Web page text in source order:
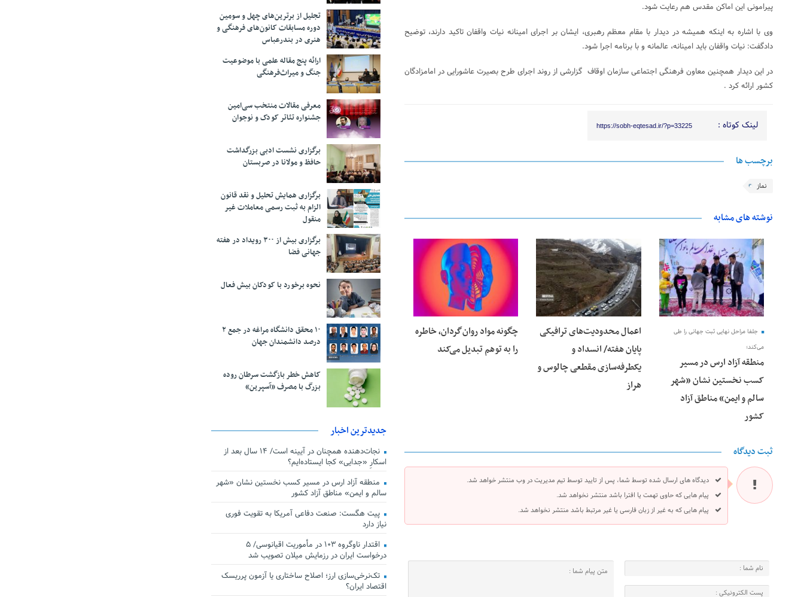
پیرامونی این اماکن مقدس هم رعایت شود.
وی با اشاره به اینکه همیشه در دیدار با مقام معظم رهبری، ایشان بر اجرای امینانه نیات واقفان تاکید دارند، توضیح
دادگفت: نیات واقفان باید امینانه، عالمانه و با برنامه اجرا شود.
در این دیدار همچنین معاون فرهنگی اجتماعی سازمان اوقاف گزارشی از روند اجرای طرح بصیرت عاشورایی در امامزادگان
کشور ارائه کرد .
لینک کوتاه : https://sobh-eqtesad.ir/?p=33225
برچسب ها
نماز
نوشته های مشابه
28 فوریه 2026
جلفا مراحل نهایی ثبت جهانی را طی
می‌کند؛
منطقه آزاد ارس در مسیر
کسب نخستین نشان «شهر
سالم و ایمن» مناطق آزاد
کشور
25 فوریه 2026
اعمال محدودیت‌های ترافیکی
پایان هفته/ انسداد و
یکطرفه‌سازی مقطعی چالوس و
هراز
25 فوریه 2026
چگونه مواد روان‌گردان، خاطره
را به توهم تبدیل می‌کند
ثبت دیدگاه
دیدگاه های ارسال شده توسط شما، پس از تایید توسط تیم مدیریت در وب منتشر خواهد شد.
پیام هایی که حاوی تهمت یا افترا باشد منتشر نخواهد شد.
پیام هایی که به غیر از زبان فارسی یا غیر مرتبط باشد منتشر نخواهد شد.
تجلیل از بر‌ترین‌های چهل و سومین
دوره مسابقات کانون‌های فرهنگی و
هنری در بندرعباس
ارائه پنج مقاله علمی با موضوعیت
جنگ و میراث‌فرهنگی
معرفی مقالات منتخب سی‌امین
جشنواره تئاتر کودک و نوجوان
برگزاری نشست ادبی بزرگداشت
حافظ و مولانا در صربستان
برگزاری همایش تحلیل و نقد قانون
الزام به ثبت رسمی معاملات غیر
منقول
برگزاری بیش از ۳۰۰ رویداد در هفته
جهانی فضا
نحوه برخورد با کودکان بیش فعال
۱۰ محقق دانشگاه مراغه در جمع ۲
درصد دانشمندان جهان
کاهش خطر بازگشت سرطان روده
بزرگ با مصرف «آسپرین»
جدیدترین اخبار
نجات‌دهنده‌ همچنان در آیینه است/ ۱۴ سال بعد از
اسکارِ «جدایی» کجا ایستاده‌ایم؟
منطقه آزاد ارس در مسیر کسب نخستین نشان «شهر
سالم و ایمن» مناطق آزاد کشور
پیت هگست: صنعت دفاعی آمریکا به تقویت فوری
نیاز دارد
اقتدار ناوگروه ۱۰۳ در مأموریت‌ اقیانوسی/ ۵
درخواست ایران در رزمایش میلان تصویب شد
تک‌نرخی‌سازی ارز؛ اصلاح ساختاری یا آزمون پرریسک
اقتصاد ایران؟